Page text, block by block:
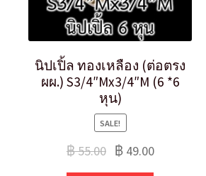
นิปเปิ้ล ทองเหลือง (ต่อตรง
ผผ.) S3/4″Mx3/4″M (6 *6
หุน)
SALE!
฿55.00 ฿49.00